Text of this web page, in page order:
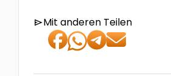
sendMit anderen Teilen